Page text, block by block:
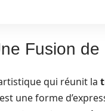
Fusion
qui réunit la
une forme